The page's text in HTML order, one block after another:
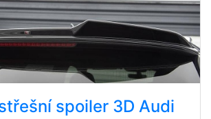
spoiler 3D Audi